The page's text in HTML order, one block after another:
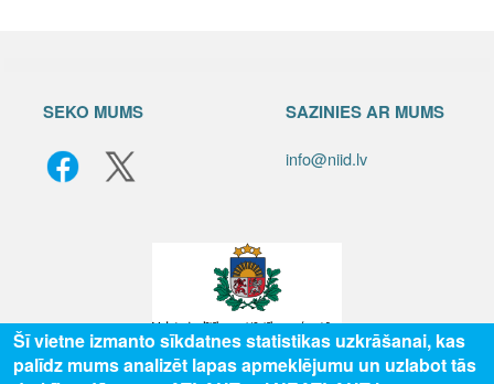
SEKO MUMS SAZINIES AR MUMS
info@niid.lv
Šī vietne izmanto sīkdatnes statistikas uzkrāšanai, kas
palīdz mums analizēt lapas apmeklējumu un uzlabot tās